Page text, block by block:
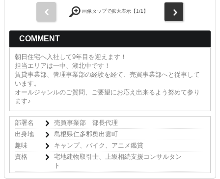
画像タップで拡大表示【1/1】
COMMENT
朝日住宅へ入社して9年目を迎えます！
担当エリアは一中、湖北中です！
賃貸事業部、管理事業部の経験を経て、売買事業部へと従事して
います。
オールジャンルのご質問、ご要望にお応え出来るよう努めて参り
ます♪
部署名
売買事業部 部長代理
出身地
島根県仁多郡奥出雲町
趣味
キャンプ、バイク、アニメ鑑賞
資格
宅地建物取引士、上級相続支援コンサルタン
ト